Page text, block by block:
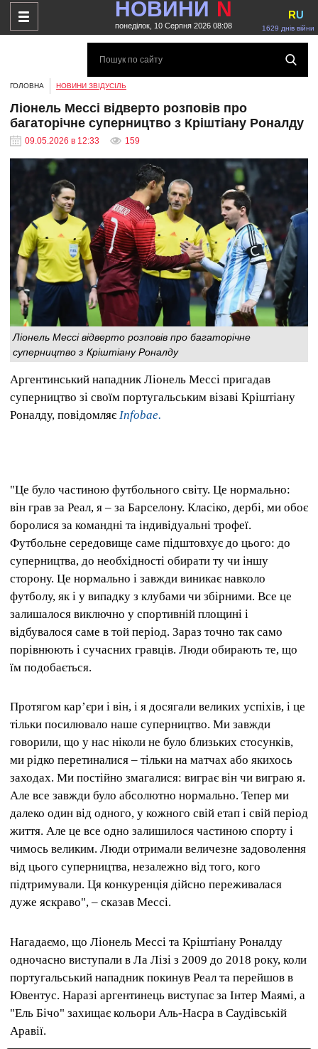
НОВИНИ N
понеділок, 10 Серпня 2026 08:08 1629 днів війни
RU
ГОЛОВНА НОВИНИ ЗВІДУСІЛЬ
Ліонель Мессі відверто розповів про
багаторічне суперництво з Кріштіану Роналду
09.05.2026 в 12:33 159
Ліонель Мессі відверто розповів про багаторічне
суперництво з Кріштіану Роналду
Аргентинський нападник Ліонель Мессі пригадав
суперництво зі своїм португальським візаві Кріштіану
Роналду, повідомляє Infobae.
"Це було частиною футбольного світу. Це нормально:
він грав за Реал, я – за Барселону. Класіко, дербі, ми обоє
боролися за командні та індивідуальні трофеї.
Футбольне середовище саме підштовхує до цього: до
суперництва, до необхідності обирати ту чи іншу
сторону. Це нормально і завжди виникає навколо
футболу, як і у випадку з клубами чи збірними. Все це
залишалося виключно у спортивній площині і
відбувалося саме в той період. Зараз точно так само
порівнюють і сучасних гравців. Люди обирають те, що
їм подобається.
Протягом кар’єри і він, і я досягали великих успіхів, і це
тільки посилювало наше суперництво. Ми завжди
говорили, що у нас ніколи не було близьких стосунків,
ми рідко перетиналися – тільки на матчах або якихось
заходах. Ми постійно змагалися: виграє він чи виграю я.
Але все завжди було абсолютно нормально. Тепер ми
далеко один від одного, у кожного свій етап і свій період
життя. Але це все одно залишилося частиною спорту і
чимось великим. Люди отримали величезне задоволення
від цього суперництва, незалежно від того, кого
підтримували. Ця конкуренція дійсно переживалася
дуже яскраво", – сказав Мессі.
Нагадаємо, що Ліонель Мессі та Кріштіану Роналду
одночасно виступали в Ла Лізі з 2009 до 2018 року, коли
португальський нападник покинув Реал та перейшов в
Ювентус. Наразі аргентинець виступає за Інтер Маямі, а
"Ель Бічо" захищає кольори Аль-Насра в Саудівській
Аравії.